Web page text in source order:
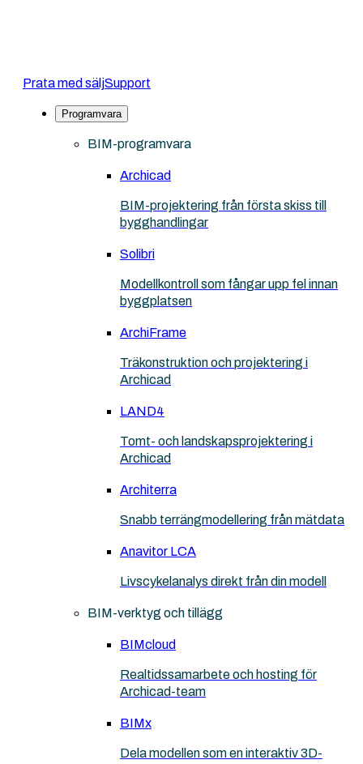
Prata med säljSupport
Programvara
BIM-programvara
Archicad
BIM-projektering från första skiss till
bygghandlingar
Solibri
Modellkontroll som fångar upp fel innan
byggplatsen
ArchiFrame
Träkonstruktion och projektering i
Archicad
LAND4
Tomt- och landskapsprojektering i
Archicad
Architerra
Snabb terrängmodellering från mätdata
Anavitor LCA
Livscykelanalys direkt från din modell
BIM-verktyg och tillägg
BIMcloud
Realtidssamarbete och hosting för
Archicad-team
BIMx
Dela modellen som en interaktiv 3D-